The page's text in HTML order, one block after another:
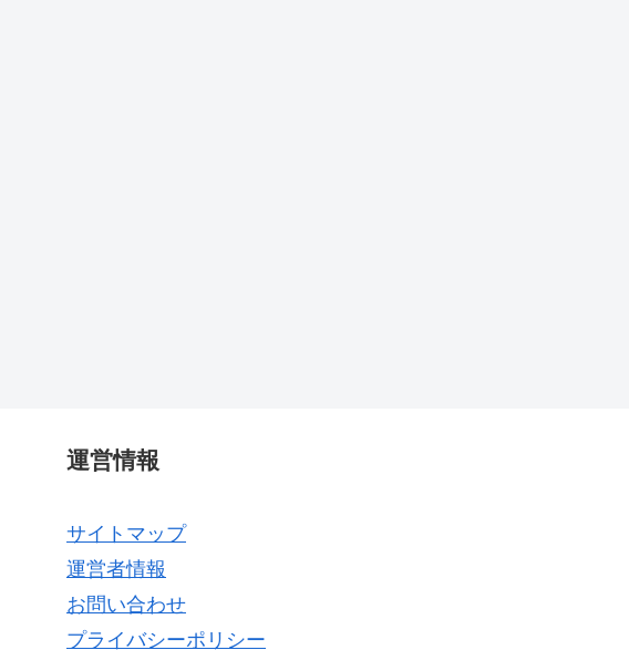
運営情報
サイトマップ
運営者情報
お問い合わせ
プライバシーポリシー